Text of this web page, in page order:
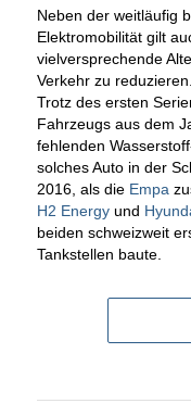
Neben der weitläufig
Elektromobilität gilt
vielversprechende
Verkehr zu reduzieren.
Trotz des ersten
Fahrzeugs aus dem
fehlenden
solches Auto in der
2016, als die Empa
H2 Energyund
beiden schweizweit
Tankstellen baute.